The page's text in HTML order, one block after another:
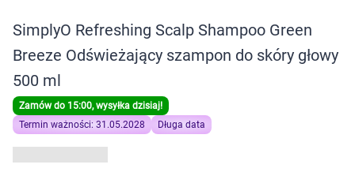
Kobieta w ciąży i mama
Dziecko
SimplyO Refreshing Scalp Shampoo Green
Breeze Odświeżający szampon do skóry głowy
500 ml
Zamów do 15:00, wysyłka dzisiaj!
Termin ważności: 31.05.2028
Długa data